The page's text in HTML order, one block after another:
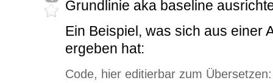
Grundlinie aka baseline
Ein Beispiel, was sich aus einer
ergeben hat:
Code, hier editierbar zum Übersetzen: